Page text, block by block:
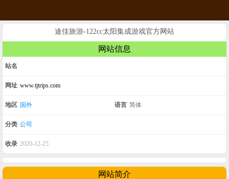
途佳旅游-122cc太阳集成游戏官方网站
网站信息
站名
网址 www.tjtrips.com
地区 国外 语言 简体
分类 公司
收录 2020-12-25
网站简介